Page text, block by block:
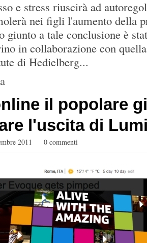
e stress riuscirà ad
nei figli l'aumento della
giunto a tale conclusione è
in collaborazione con
di Hedielberg...
il popolare
l'uscita di
2011 0 commenti